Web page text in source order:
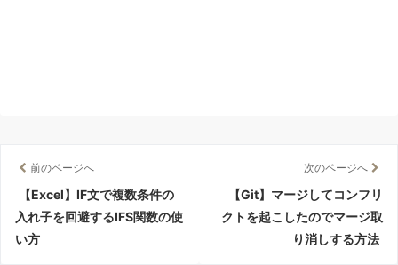
前のページへ
【Excel】IF文で複数条件の
入れ子を回避するIFS関数の使
い方
次のページへ
【Git】マージしてコンフリ
クトを起こしたのでマージ取
り消しする方法